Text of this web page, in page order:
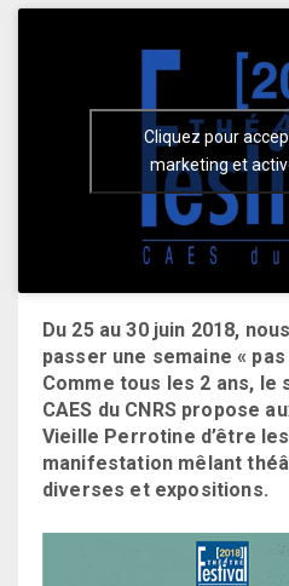
Cliquez pour
marketing et
Du 25 au 30 juin 2018,
passer une semaine «
Comme tous les 2 ans, le
CAES du CNRS propose
Vieille Perrotine d’être
manifestation mêlant
diverses et expositions.